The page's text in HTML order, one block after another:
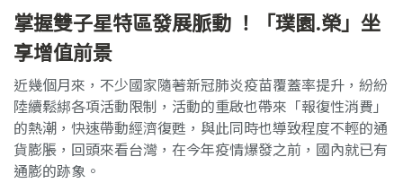
掌握雙子星特區發展脈動 ！「璞園.榮」坐
享增值前景
近幾個月來，不少國家隨著新冠肺炎疫苗覆蓋率提升，紛紛
陸續鬆綁各項活動限制，活動的重啟也帶來「報復性消費」
的熱潮，快速帶動經濟復甦，與此同時也導致程度不輕的通
貨膨脹，回頭來看台灣，在今年疫情爆發之前，國內就已有
通膨的跡象。